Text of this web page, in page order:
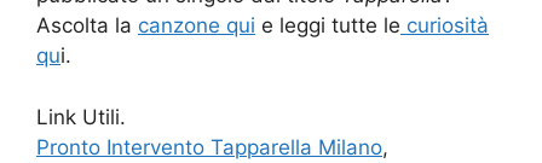
Ascolta la canzone qui e leggi tutte le curiosità
qui.
Link Utili.
Pronto Intervento Tapparella Milano,